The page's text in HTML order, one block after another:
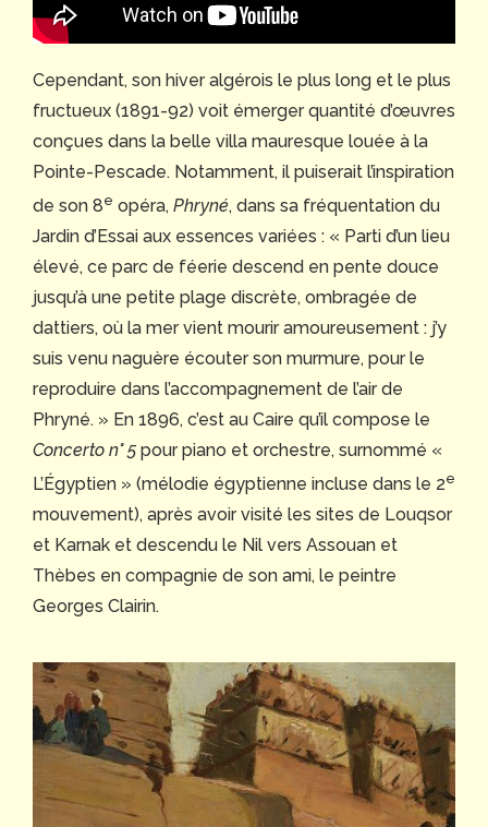
Cependant, son hiver algérois le plus long et le plus
fructueux (1891-92) voit émerger quantité d’œuvres
conçues dans la belle villa mauresque louée à la
Pointe-Pescade. Notamment, il puiserait l’inspiration
de son 8e opéra, Phryné, dans sa fréquentation du
Jardin d’Essai aux essences variées : « Parti d’un lieu
élevé, ce parc de féerie descend en pente douce
jusqu’à une petite plage discrète, ombragée de
dattiers, où la mer vient mourir amoureusement : j’y
suis venu naguère écouter son murmure, pour le
reproduire dans l’accompagnement de l’air de
Phryné. » En 1896, c’est au Caire qu’il compose le
Concerto n° 5 pour piano et orchestre, surnommé «
L’Égyptien » (mélodie égyptienne incluse dans le 2e
mouvement), après avoir visité les sites de Louqsor
et Karnak et descendu le Nil vers Assouan et
Thèbes en compagnie de son ami, le peintre
Georges Clairin.